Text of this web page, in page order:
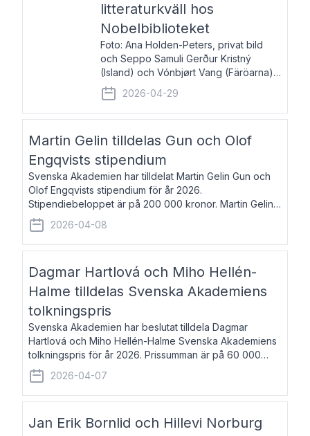
litteraturkväll hos
Nobelbiblioteket
Foto: Ana Holden-Peters, privat bild
och Seppo Samuli Gerður Kristný
(Island) och Vónbjørt Vang (Färöarna)
läser ur sina verk och samtalar med
John Swedenmark. De läser upp på
färöiska, isländska och svenska och
2026-04-29
Martin Gelin tilldelas Gun och Olof
Engqvists stipendium
Svenska Akademien har tilldelat Martin Gelin Gun och
Olof Engqvists stipendium för år 2026.
Stipendiebeloppet är på 200 000 kronor. Martin Gelin,
född 1978, är journalist och författare. Han lever
numera i Paris men var under många år bosat
2026-04-08
Dagmar Hartlová och Miho Hellén-
Halme tilldelas Svenska Akademiens
tolkningspris
Svenska Akademien har beslutat tilldela Dagmar
Hartlová och Miho Hellén-Halme Svenska Akademiens
tolkningspris för år 2026. Prissumman är på 60 000
kronor var. Dagmar Hartlová, född 1951, översätter
huvudsakligen från svenska till tjeckiska
2026-04-07
Jan Erik Bornlid och Hillevi Norburg